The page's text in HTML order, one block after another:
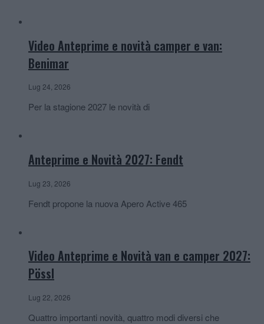
Video Anteprime e novità camper e van:
Benimar
Lug 24, 2026
Per la stagione 2027 le novità di
Anteprime e Novità 2027: Fendt
Lug 23, 2026
Fendt propone la nuova Apero Active 465
Video Anteprime e Novità van e camper 2027:
Pössl
Lug 22, 2026
Quattro importanti novità, quattro modi diversi che